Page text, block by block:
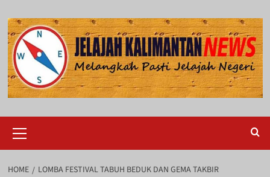
to
content
Menu
HOME LOMBA FESTIVAL TABUH BEDUK DAN GEMA TAKBIR